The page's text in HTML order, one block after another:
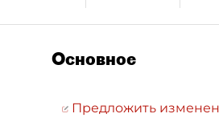
Основное
Предложить